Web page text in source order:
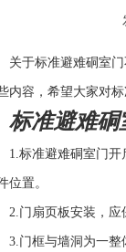
关于标准避难硐室
内容，希望大家对
标准避难硐
1.标准避难硐室门
位置。
2.门扇页板安装，应
3.门框与墙洞为一整